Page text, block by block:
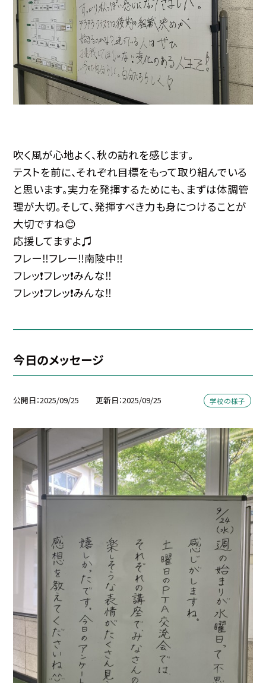
吹く風が心地よく、秋の訪れを感じます。
テストを前に、それぞれ目標をもって取り組んでいる
と思います。実力を発揮するためにも、まずは体調管
理が大切。そして、発揮すべき力も身につけることが
大切ですね😊
応援してますよ♫
フレー‼️フレー‼️南陵中‼️
フレッ❗️フレッ❗️みんな‼️
フレッ❗️フレッ❗️みんな‼️
今日のメッセージ
公開日 2025/09/25 更新日 2025/09/25 学校の様子